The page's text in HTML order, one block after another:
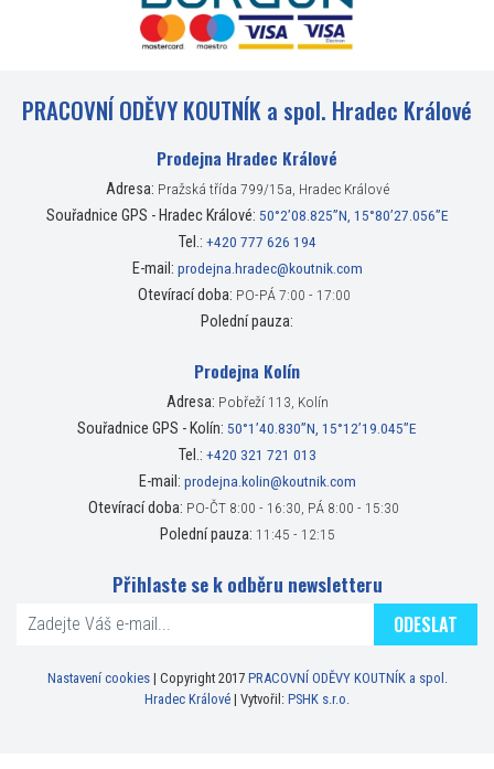
PRACOVNÍ ODĚVY KOUTNÍK a spol. Hradec Králové
Prodejna Hradec Králové
Adresa: Pražská třída 799/15a, Hradec Králové
Souřadnice GPS - Hradec Králové: 50°2’08.825”N, 15°80’27.056”E
Tel.: +420 777 626 194
E-mail: prodejna.hradec@koutnik.com
Otevírací doba: PO-PÁ 7:00 - 17:00
Polední pauza:
Prodejna Kolín
Adresa: Pobřeží 113, Kolín
Souřadnice GPS - Kolín: 50°1’40.830”N, 15°12’19.045”E
Tel.: +420 321 721 013
E-mail: prodejna.kolin@koutnik.com
Otevírací doba: PO-ČT 8:00 - 16:30, PÁ 8:00 - 15:30
Polední pauza: 11:45 - 12:15
Přihlaste se k odběru newsletteru
ODESLAT
Nastavení cookies| Copyright 2017 PRACOVNÍ ODĚVY KOUTNÍK a spol.
Hradec Králové | Vytvořil: PSHK s.r.o.